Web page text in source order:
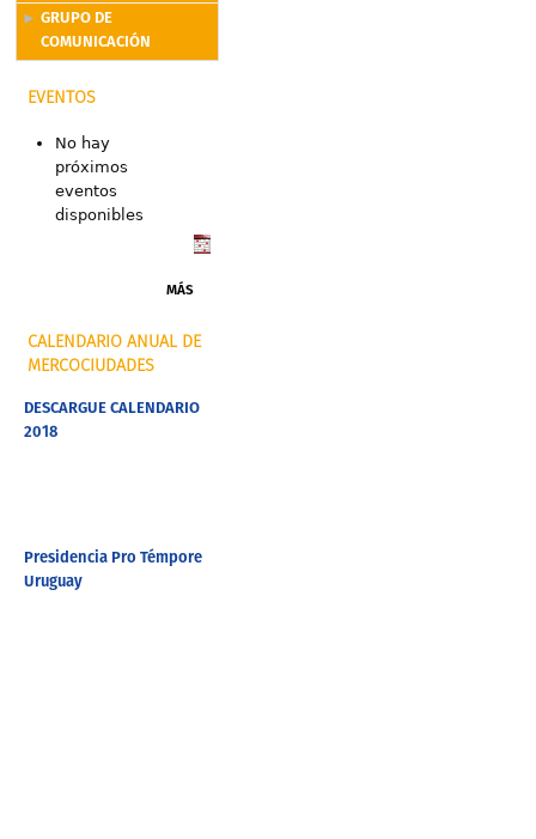
GRUPO DE
COMUNICACIÓN
EVENTOS
No hay
próximos
eventos
disponibles
MÁS
CALENDARIO ANUAL DE
MERCOCIUDADES
DESCARGUE CALENDARIO
2018
Presidencia Pro Témpore
Uruguay